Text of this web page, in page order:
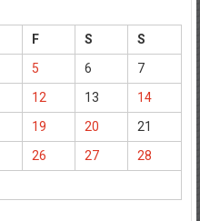
F S
S
5 6
7
12 13
14
19 20
21
26 27
28